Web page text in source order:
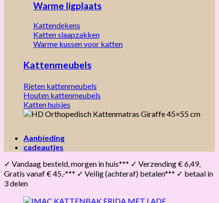
Warme ligplaats
Kattendekens
Katten slaapzakken
Warme kussen voor katten
Kattenmeubels
Rieten kattenmeubels
Houten kattenmeubels
Katten huisjes
Aanbieding
cadeautjes
✓ Vandaag besteld, morgen in huis*** ✓ Verzending € 6,49,
Gratis vanaf € 45,-*** ✓ Veilig (achteraf) betalen*** ✓ betaal in
3 delen